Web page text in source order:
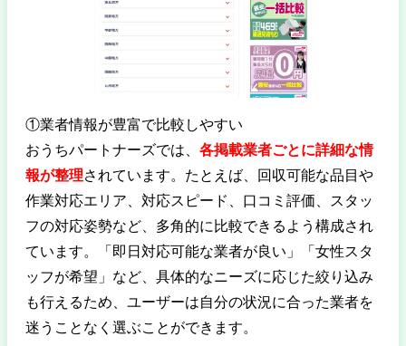
①業者情報が豊富で比較しやすい
おうちパートナーズでは、 各掲載業者ごとに詳細な情
報が整理されています。たとえば、回収可能な品目や
作業対応エリア、対応スピード、口コミ評価、スタッ
フの対応姿勢など、多角的に比較できるよう構成され
ています。「即日対応可能な業者が良い」「女性スタ
ッフが希望」など、具体的なニーズに応じた絞り込み
も行えるため、ユーザーは自分の状況に合った業者を
迷うことなく選ぶことができます。